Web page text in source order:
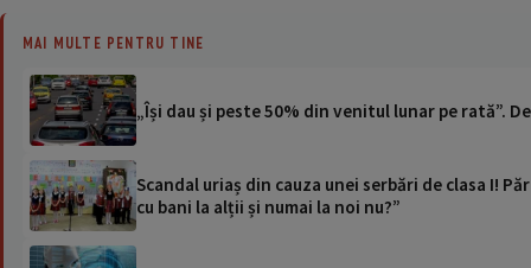
MAI MULTE PENTRU TINE
„Își dau și peste 50% din venitul lunar pe rată”.
Scandal uriaș din cauza unei serbări de clasa I!
cu bani la alții și numai la noi nu?”